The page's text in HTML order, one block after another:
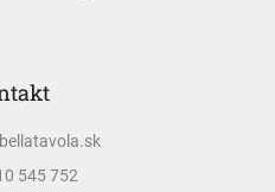
bellatavola.sk
545 752